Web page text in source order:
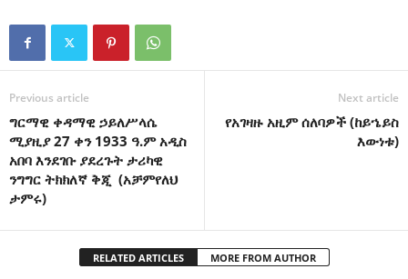
Previous article
ግርማዊ ቀዳማዊ ኃይለሥላሴ
ሚያዚያ 27 ቀን 1933 ዓ.ም አዲስ
አበባ እንደገቡ ያደረጉት ታሪካዊ
ንግግር ትክክለኛ ቅጂ (አቻምየለህ
ታምሩ)
Next article
የአገዛዙ አዚም ሰለባዎች (ከይኄይስ
እውነቱ)
RELATED ARTICLES MORE FROM AUTHOR